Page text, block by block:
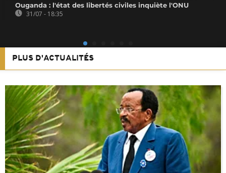
Ouganda : l'état des libertés civiles inquiète l'ONU
31/07 - 18:35
PLUS D'ACTUALITÉS